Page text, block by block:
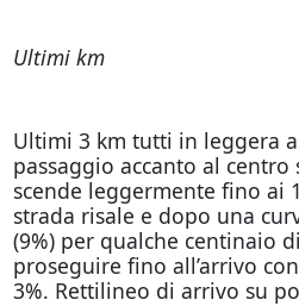
Ultimi km
Ultimi 3 km tutti in leggera
passaggio accanto al centro
scende leggermente fino ai
strada risale e dopo una
(9%) per qualche centinaio
proseguire fino all’arrivo
3%. Rettilineo di arrivo su